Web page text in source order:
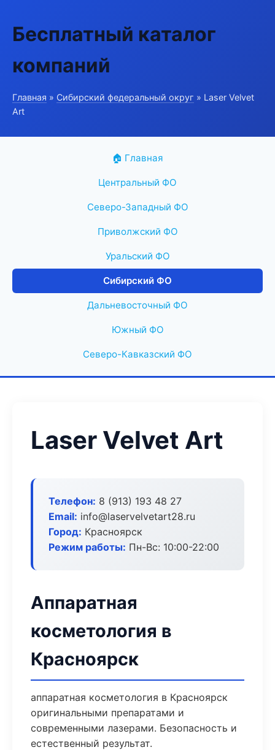
Бесплатный каталог
компаний
Главная » Сибирский федеральный округ » Laser Velvet
Art
🏠 Главная
Центральный ФО
Северо-Западный ФО
Приволжский ФО
Уральский ФО
Сибирский ФО
Дальневосточный ФО
Южный ФО
Северо-Кавказский ФО
Laser Velvet Art
Телефон: 8 (913) 193 48 27
Email: info@laservelvetart28.ru
Город: Красноярск
Режим работы: Пн-Вс: 10:00-22:00
Аппаратная
косметология в
Красноярск
аппаратная косметология в Красноярск
оригинальными препаратами и
современными лазерами. Безопасность и
естественный результат.